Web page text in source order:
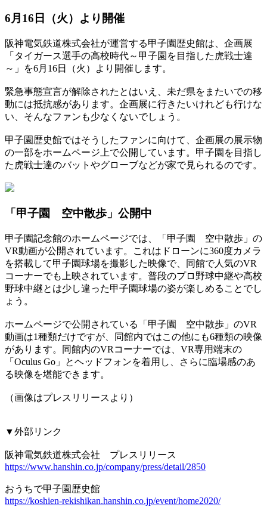
6月16日（火）より開催
阪神電気鉄道株式会社が運営する甲子園歴史館は、企画展
「タイガース選手の高校時代～甲子園を目指した虎戦士達
～」を6月16日（火）より開催します。
緊急事態宣言が解除されたとはいえ、未だ県をまたいでの移
動には抵抗感があります。企画展に行きたいけれども行けな
い、そんなファンも少なくないでしょう。
甲子園歴史館ではそうしたファンに向けて、企画展の展示物
の一部をホームページ上で公開しています。甲子園を目指し
た虎戦士達のバットやグローブなどが家で見られるのです。
「甲子園 空中散歩」公開中
甲子園記念館のホームページでは、「甲子園 空中散歩」の
VR動画が公開されています。これはドローンに360度カメラ
を搭載して甲子園球場を撮影した映像で、同館で人気のVR
コーナーでも上映されています。普段のプロ野球中継や高校
野球中継とは少し違った甲子園球場の姿が楽しめることでし
ょう。
ホームページで公開されている「甲子園 空中散歩」のVR
動画は1種類だけですが、同館内ではこの他にも6種類の映像
があります。同館内のVRコーナーでは、VR専用端末の
「Oculus Go」とヘッドフォンを着用し、さらに臨場感のあ
る映像を堪能できます。
（画像はプレスリリースより）
▼外部リンク
阪神電気鉄道株式会社 プレスリリース
https://www.hanshin.co.jp/company/press/detail/2850
おうちで甲子園歴史館
https://koshien-rekishikan.hanshin.co.jp/event/home2020/